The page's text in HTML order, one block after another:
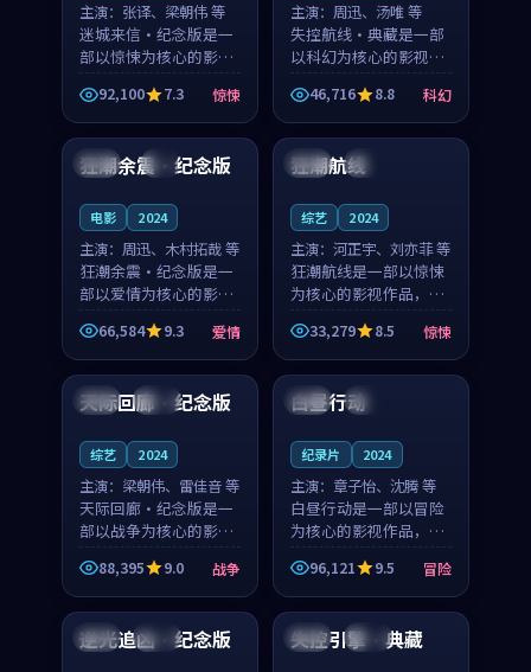
主演： 张译、梁朝伟 等
迷城来信·纪念版是一
部以惊悚为核心的影视
作品，围绕危机、反转
与人物成长展开，整体
节奏紧凑，值得推荐观
看。
92,100 7.3 惊悚
主演： 周迅、汤唯 等
失控航线·典藏是一部
以科幻为核心的影视作
品，围绕危机、反转与
人物成长展开，整体节
奏紧凑，值得推荐观
看。
46,716 8.8 科幻
英国 4K
狂潮余震·纪念版
电影 2024
主演： 周迅、木村拓哉 等
狂潮余震·纪念版是一
部以爱情为核心的影视
作品，围绕危机、反转
与人物成长展开，整体
节奏紧凑，值得推荐观
看。
66,584 9.3 爱情
美国 完结
狂潮航线
综艺 2024
主演： 河正宇、刘亦菲 等
狂潮航线是一部以惊悚
为核心的影视作品，围
绕危机、反转与人物成
长展开，整体节奏紧
凑，值得推荐观看。
33,279 8.5 惊悚
中国 热播
天际回廊·纪念版
综艺 2024
主演： 梁朝伟、雷佳音 等
天际回廊·纪念版是一
部以战争为核心的影视
作品，围绕危机、反转
与人物成长展开，整体
节奏紧凑，值得推荐观
88,395 9.0 战争
韩国 独播
白昼行动
纪录片 2024
主演： 章子怡、沈腾 等
白昼行动是一部以冒险
为核心的影视作品，围
绕危机、反转与人物成
长展开，整体节奏紧
凑，值得推荐观看。
96,121 9.5 冒险
英国 独播
逆光追凶·纪念版 泰国 杜比
失控引擎·典藏